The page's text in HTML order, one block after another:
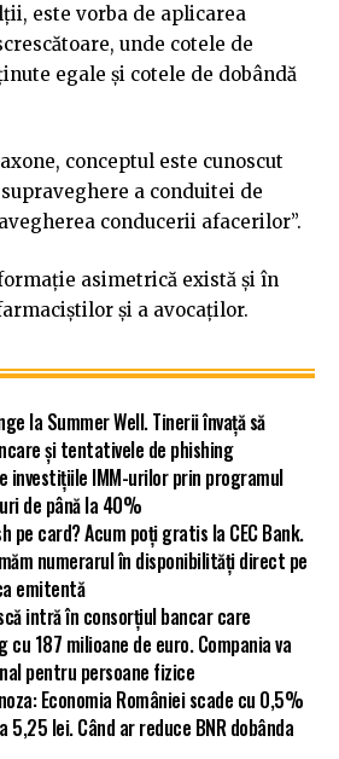
este vorba de aplicarea
unde cotele de
egale și cotele de dobândă
conceptul este cunoscut
a conduitei de
conducerii afacerilor”.
asimetrică există și în
și a avocaților.
la Summer Well. Tinerii învață să
și tentativele de phishing
investițiile IMM-urilor prin programul
de până la 40%
pe card? Acum poți gratis la CEC Bank.
numerarul în disponibilități direct pe
emitentă
intră în consorțiul bancar care
cu 187 milioane de euro. Compania va
pentru persoane fizice
Economia României scade cu 0,5%
lei. Când ar reduce BNR dobânda